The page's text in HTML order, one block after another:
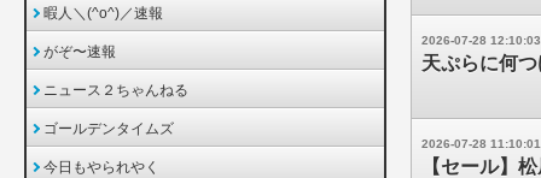
2026-07-28 12:10:03
天ぷらに何
2026-07-28 11:10:01
【セール】
暇人＼(^o^)／速報
がぞ〜速報
ニュース２ちゃんねる
ゴールデンタイムズ
今日もやられやく